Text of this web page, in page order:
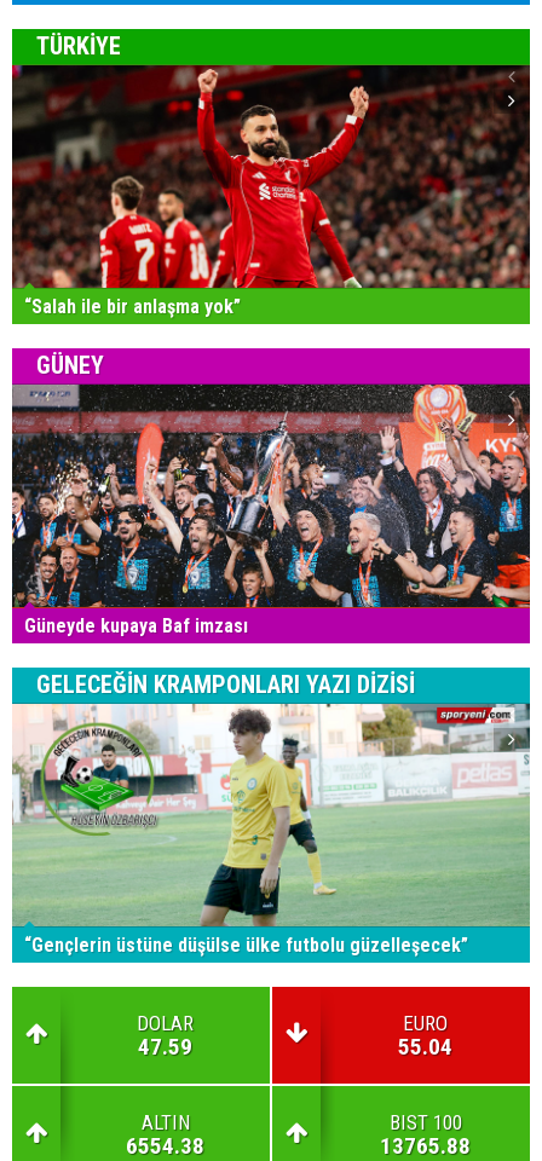
TÜRKİYE
“Salah ile bir anlaşma yok”
GÜNEY
Güneyde kupaya Baf imzası
GELECEĞİN KRAMPONLARI YAZI DİZİSİ
“Gençlerin üstüne düşülse ülke futbolu güzelleşecek”
DOLAR
47.59
EURO
55.04
ALTIN
6554.38
BIST 100
13765.88